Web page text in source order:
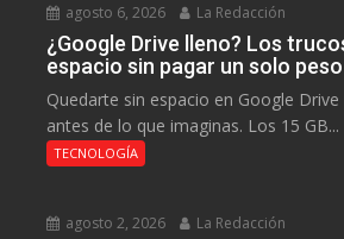
agosto 6, 2026 La Redacción
¿Google Drive lleno? Los
espacio sin pagar un solo peso
Quedarte sin espacio en Google
antes de lo que imaginas. Los 15 GB...
TECNOLOGÍA
agosto 2, 2026 La Redacción